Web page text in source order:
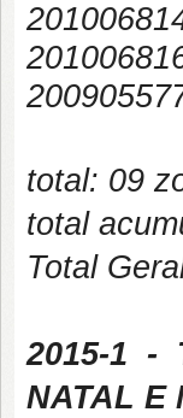
total: 09
total
Total
2015-1 -
NATAL E